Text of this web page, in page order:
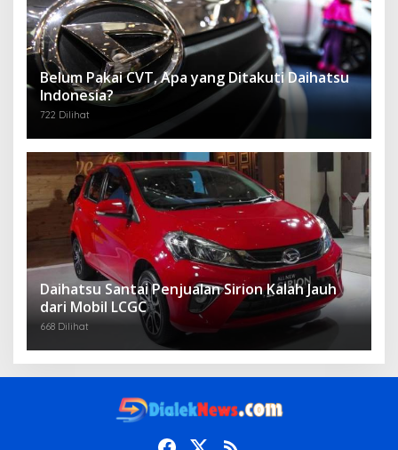
Belum Pakai CVT, Apa yang Ditakuti Daihatsu
Indonesia?
722 Dilihat
Daihatsu Santai Penjualan Sirion Kalah Jauh
dari Mobil LCGC
668 Dilihat